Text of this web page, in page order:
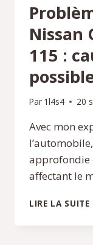
Nissan
115 :
Par 1l4s4 20
Avec mon
approfondie
affectant le
LIRE LA SUITE